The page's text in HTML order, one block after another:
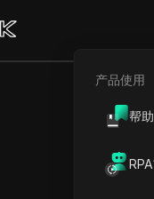
产品使用
帮